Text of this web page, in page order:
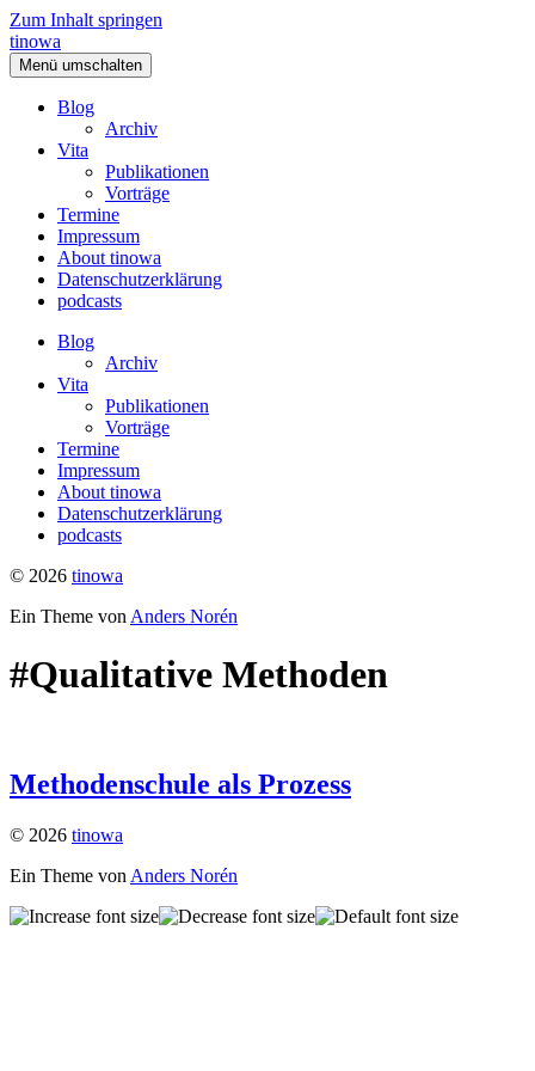
Zum Inhalt springen
tinowa
Menü umschalten
Blog
Archiv
Vita
Publikationen
Vorträge
Termine
Impressum
About tinowa
Datenschutzerklärung
podcasts
Blog
Archiv
Vita
Publikationen
Vorträge
Termine
Impressum
About tinowa
Datenschutzerklärung
podcasts
© 2026 tinowa
Ein Theme von Anders Norén
#Qualitative Methoden
Methodenschule als Prozess
© 2026 tinowa
Ein Theme von Anders Norén